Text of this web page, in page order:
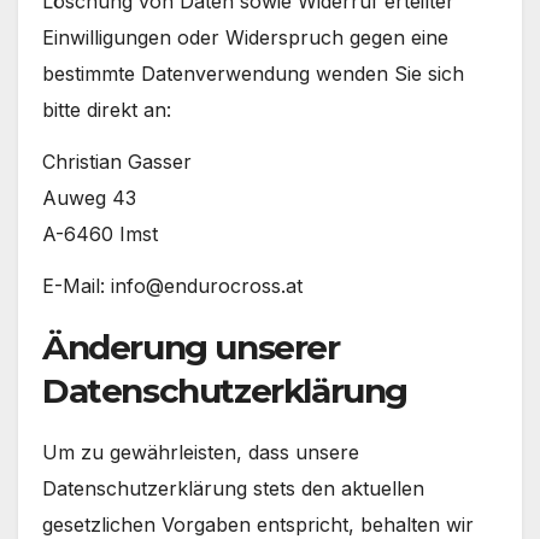
Einwilligungen oder Widerspruch gegen eine
bestimmte Datenverwendung wenden Sie sich
bitte direkt an:
Christian Gasser
Auweg 43
A-6460 Imst
E-Mail: info@endurocross.at
Änderung unserer
Datenschutzerklärung
Um zu gewährleisten, dass unsere
Datenschutzerklärung stets den aktuellen
gesetzlichen Vorgaben entspricht, behalten wir